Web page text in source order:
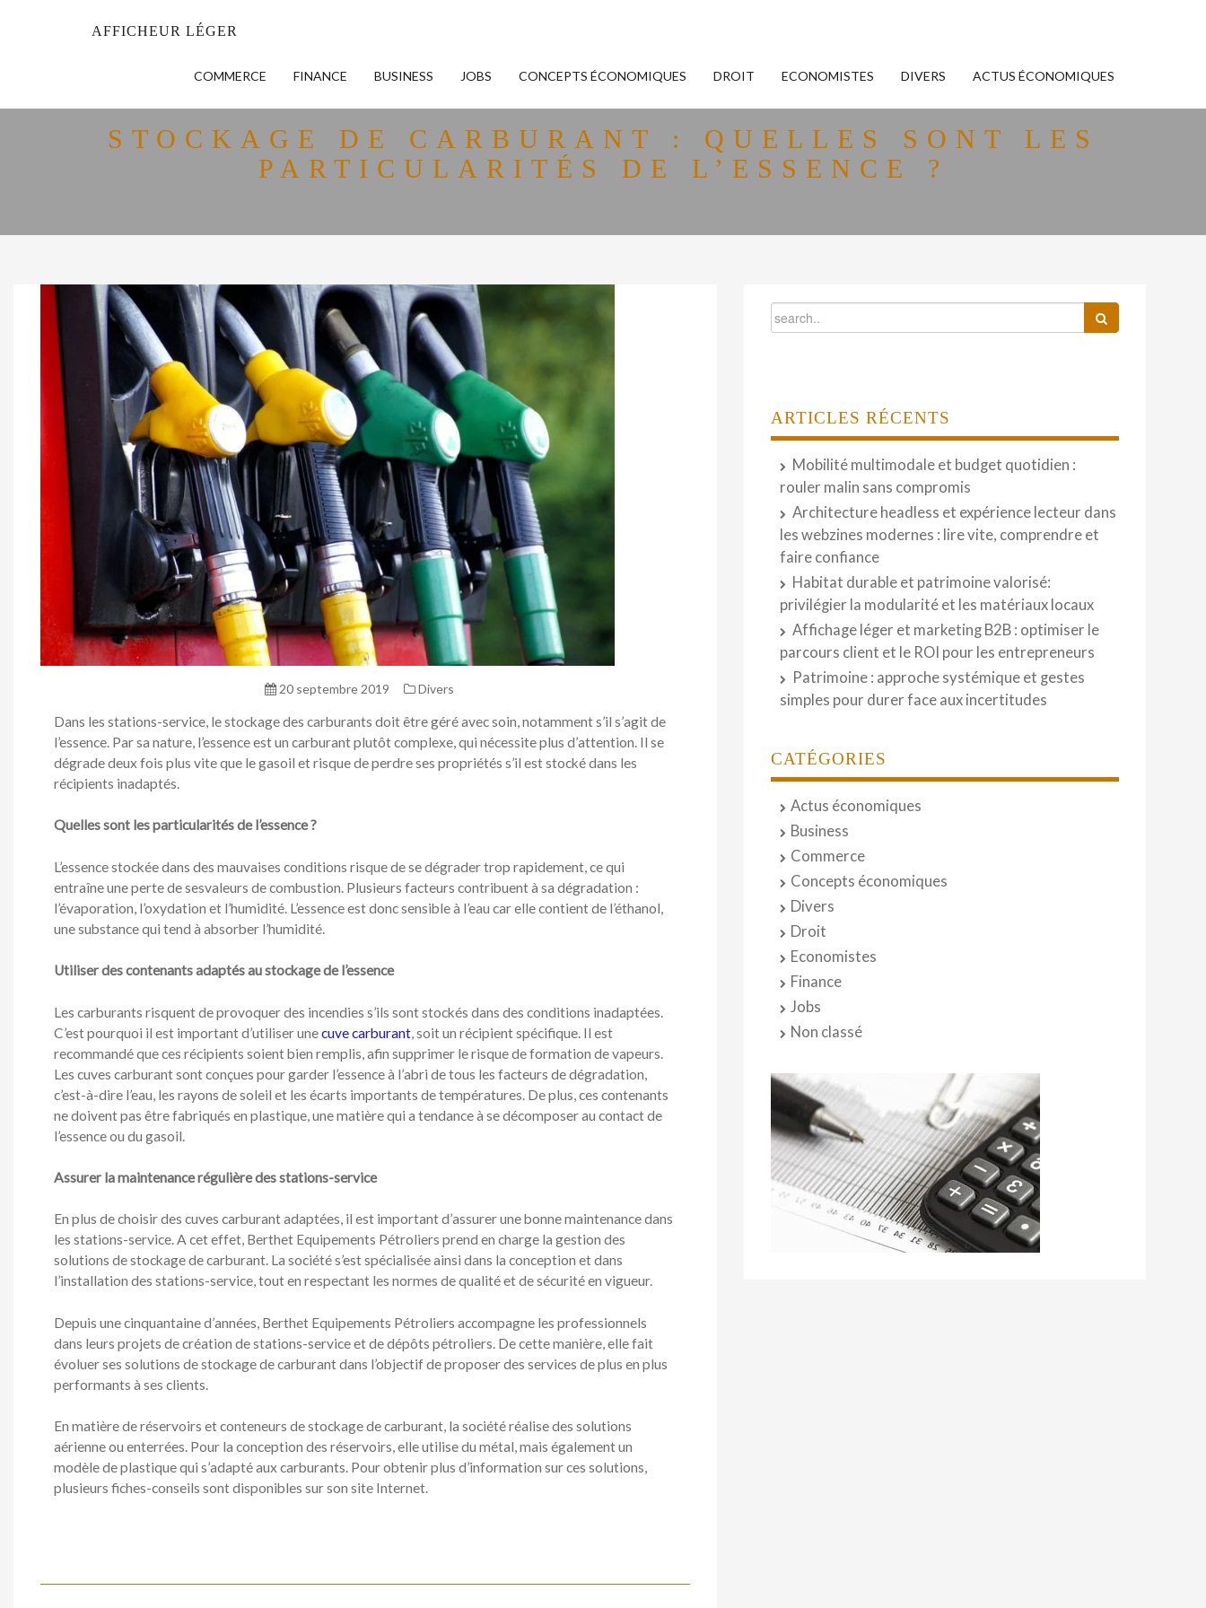
AFFICHEUR LÉGER
COMMERCE FINANCE BUSINESS JOBS CONCEPTS ÉCONOMIQUES DROIT ECONOMISTES DIVERS ACTUS ÉCONOMIQUES
STOCKAGE DE CARBURANT : QUELLES SONT LES
PARTICULARITÉS DE L’ESSENCE ?
20 septembre 2019 Divers
Dans les stations-service, le stockage des carburants doit être géré avec soin, notamment s’il s’agit de
l’essence. Par sa nature, l’essence est un carburant plutôt complexe, qui nécessite plus d’attention. Il se
dégrade deux fois plus vite que le gasoil et risque de perdre ses propriétés s’il est stocké dans les
récipients inadaptés.
Quelles sont les particularités de l’essence ?
L’essence stockée dans des mauvaises conditions risque de se dégrader trop rapidement, ce qui
entraîne une perte de sesvaleurs de combustion. Plusieurs facteurs contribuent à sa dégradation :
l’évaporation, l’oxydation et l’humidité. L’essence est donc sensible à l’eau car elle contient de l’éthanol,
une substance qui tend à absorber l’humidité.
Utiliser des contenants adaptés au stockage de l’essence
Les carburants risquent de provoquer des incendies s’ils sont stockés dans des conditions inadaptées.
C’est pourquoi il est important d’utiliser unecuve carburant , soit un récipient spécifique. Il est
recommandé que ces récipients soient bien remplis, afin supprimer le risque de formation de vapeurs.
Les cuves carburant sont conçues pour garder l’essence à l’abri de tous les facteurs de dégradation,
c’est-à-dire l’eau, les rayons de soleil et les écarts importants de températures. De plus, ces contenants
ne doivent pas être fabriqués en plastique, une matière qui a tendance à se décomposer au contact de
l’essence ou du gasoil.
Assurer la maintenance régulière des stations-service
En plus de choisir des cuves carburant adaptées, il est important d’assurer une bonne maintenance dans
les stations-service. A cet effet, Berthet Equipements Pétroliers prend en charge la gestion des
solutions de stockage de carburant. La société s’est spécialisée ainsi dans la conception et dans
l’installation des stations-service, tout en respectant les normes de qualité et de sécurité en vigueur.
Depuis une cinquantaine d’années, Berthet Equipements Pétroliers accompagne les professionnels
dans leurs projets de création de stations-service et de dépôts pétroliers. De cette manière, elle fait
évoluer ses solutions de stockage de carburant dans l’objectif de proposer des services de plus en plus
performants à ses clients.
En matière de réservoirs et conteneurs de stockage de carburant, la société réalise des solutions
aérienne ou enterrées. Pour la conception des réservoirs, elle utilise du métal, mais également un
modèle de plastique qui s’adapté aux carburants. Pour obtenir plus d’information sur ces solutions,
plusieurs fiches-conseils sont disponibles sur son site Internet.
ARTICLES RÉCENTS
Mobilité multimodale et budget quotidien :
rouler malin sans compromis
Architecture headless et expérience lecteur dans
les webzines modernes : lire vite, comprendre et
faire confiance
Habitat durable et patrimoine valorisé:
privilégier la modularité et les matériaux locaux
Affichage léger et marketing B2B : optimiser le
parcours client et le ROI pour les entrepreneurs
Patrimoine : approche systémique et gestes
simples pour durer face aux incertitudes
CATÉGORIES
Actus économiques
Business
Commerce
Concepts économiques
Divers
Droit
Economistes
Finance
Jobs
Non classé